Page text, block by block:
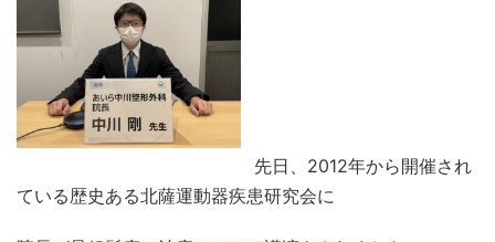
先日、2012年から開催され
ている歴史ある北薩運動器疾患研究会に